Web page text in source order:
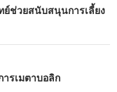
ย์ช่วยสนับสนุนการเลี้ยง
รเมตาบอลิก